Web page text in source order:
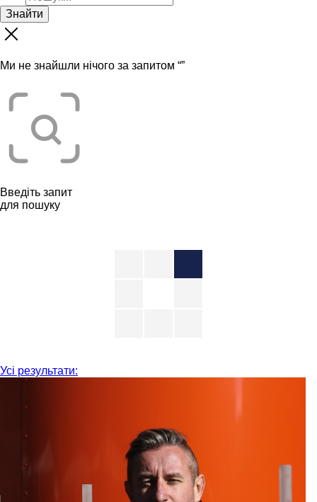
Знайти
Ми не знайшли нічого за запитом “”
Введіть запит
для пошуку
Усі результати: